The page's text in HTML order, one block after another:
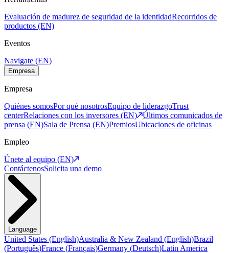
Evaluación de madurez de seguridad de la identidadRecorridos de
productos (EN)
Eventos
Navigate (EN)
Empresa
Empresa
Quiénes somosPor qué nosotrosEquipo de liderazgoTrust
centerRelaciones con los inversores (EN)
Últimos comunicados de
prensa (EN)Sala de Prensa (EN)PremiosUbicaciones de oficinas
Empleo
Únete al equipo (EN)
ContáctenosSolicita una demo
Language
United States (English)Australia & New Zealand (English)Brazil
(Português)France (Français)Germany (Deutsch)Latin America